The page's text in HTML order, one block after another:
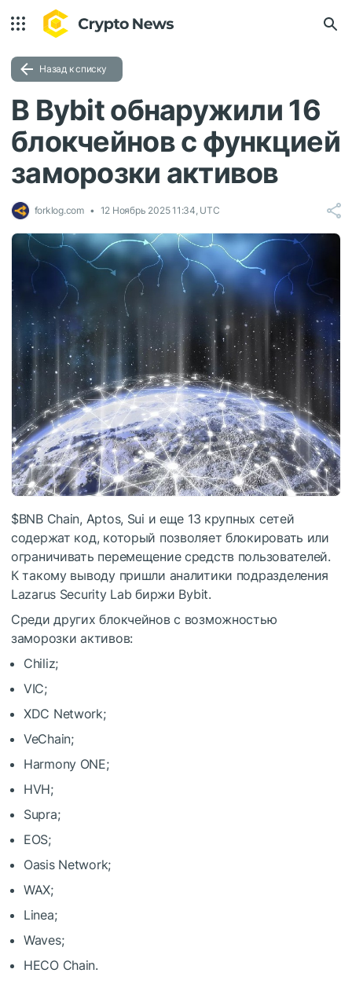
Назад к списку
В Bybit обнаружили 16
блокчейнов с функцией
заморозки активов
forklog.com 12 Ноябрь 2025 11:34, UTC
$BNBChain, Aptos, Sui и еще 13 крупных сетей
содержат код, который позволяет блокировать или
ограничивать перемещение средств пользователей.
К такому выводу пришли аналитики подразделения
Lazarus Security Lab биржи Bybit.
Среди других блокчейнов с возможностью
заморозки активов:
Chiliz;
VIC;
XDC Network;
VeChain;
Harmony ONE;
HVH;
Supra;
EOS;
Oasis Network;
WAX;
Linea;
Waves;
HECO Chain.